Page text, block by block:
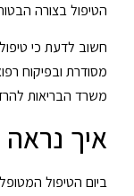
הטיפול בצורה
חשוב לדעת כי
מסודרת ובפיקוח
משרד הבריאות
איך נראה
ביום הטיפול